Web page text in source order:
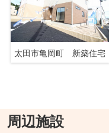
太田市亀岡町 新築住宅
周辺施設